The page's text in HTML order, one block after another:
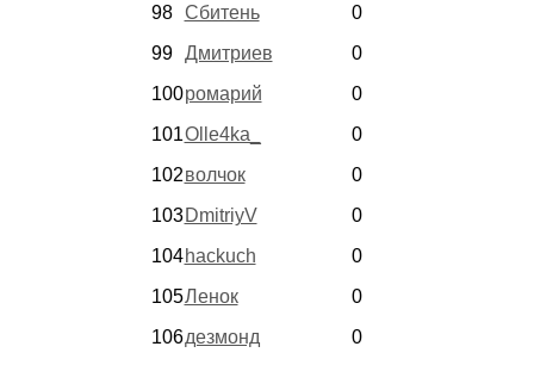
98
Сбитень
0
99
Дмитриев
0
100ромарий
0
101Olle4ka_
0
102волчок
0
103 DmitriyV
0
104 hackuch
0
105Ленок
0
106дезмонд
0